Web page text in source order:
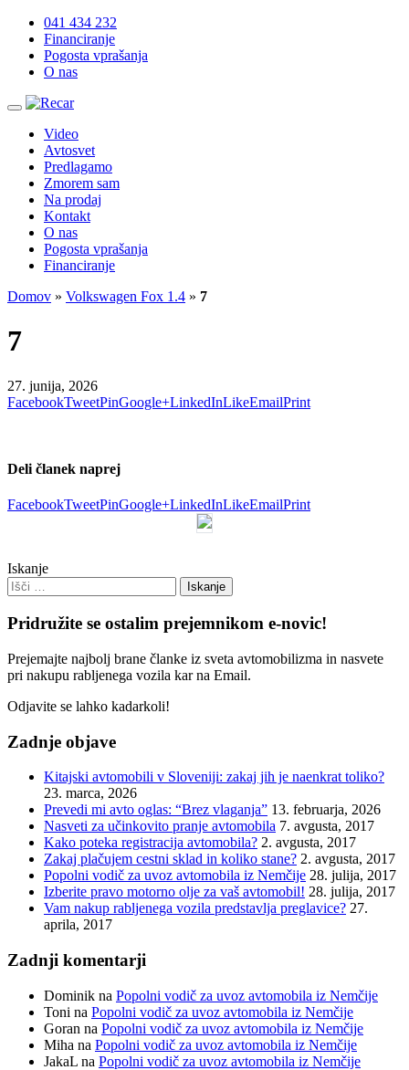
041 434 232
Financiranje
Pogosta vprašanja
O nas
Skoči
vsebineVideo
Avtosvet
Predlagamo
Zmorem sam
Na prodaj
Kontakt
O nas
Pogosta vprašanja
Financiranje
Domov » Volkswagen Fox 1.4 » 7
7
27. junija, 2026
FacebookTweetPinGoogle+LinkedInLikeEmailPrint
Deli članek naprej
FacebookTweetPinGoogle+LinkedInLikeEmailPrint
Iskanje
Pridružite se ostalim prejemnikom e-novic!
Prejemajte najbolj brane članke iz sveta avtomobilizma in nasvete
pri nakupu rabljenega vozila kar na Email.
Odjavite se lahko kadarkoli!
Zadnje objave
Kitajski avtomobili v Sloveniji: zakaj jih je naenkrat toliko?
23. marca, 2026
Prevedi mi avto oglas: “Brez vlaganja” 13. februarja, 2026
Nasveti za učinkovito pranje avtomobila 7. avgusta, 2017
Kako poteka registracija avtomobila? 2. avgusta, 2017
Zakaj plačujem cestni sklad in koliko stane? 2. avgusta, 2017
Popolni vodič za uvoz avtomobila iz Nemčije 28. julija, 2017
Izberite pravo motorno olje za vaš avtomobil! 28. julija, 2017
Vam nakup rabljenega vozila predstavlja preglavice? 27.
aprila, 2017
Zadnji komentarji
Dominik na Popolni vodič za uvoz avtomobila iz Nemčije
Toni na Popolni vodič za uvoz avtomobila iz Nemčije
Goran na Popolni vodič za uvoz avtomobila iz Nemčije
Miha na Popolni vodič za uvoz avtomobila iz Nemčije
JakaL na Popolni vodič za uvoz avtomobila iz Nemčije